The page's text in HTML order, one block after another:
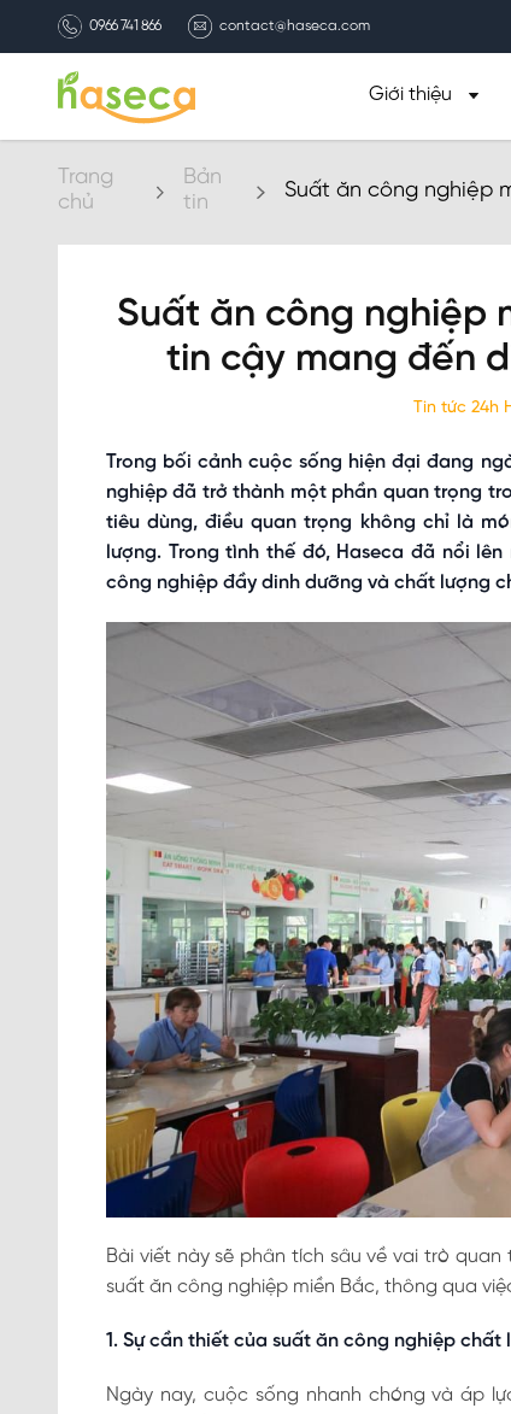
0966 741 866 contact@haseca.com
Giới thiệu
Trang
chủ
Bản
tin
Suất ăn công nghiệp
Suất ăn công nghiệp
tin cậy mang đến
Tin tức 24h
Trong bối cảnh cuộc sống hiện đại đang
nghiệp đã trở thành một phần quan trọng
tiêu dùng, điều quan trọng không chỉ là
lượng. Trong tình thế đó, Haseca đã nổi
công nghiệp đầy dinh dưỡng và chất lượng
Bài viết này sẽ phân tích sâu về vai trò
suất ăn công nghiệp miền Bắc, thông qua
1. Sự cần thiết của suất ăn công nghiệp chất
Ngày nay, cuộc sống nhanh chóng và áp